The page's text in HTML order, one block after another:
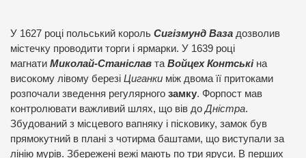
У 1627 році польський король Сигізмунд Ваза дозволив
містечку проводити торги і ярмарки. У 1639 році
магнати Миколай-Станіслав та Войцех Контськіна
високому лівому березі Циганки між двома її притоками
розпочали зведення регулярного замку. Форпост мав
контролювати важливий шлях, що вів до Дністра.
Збудований з місцевого вапняку і пісковику, замок був
прямокутний в плані з чотирма баштами, що виступали за
лінію мурів. Збережені вежі мають по три яруси. В перших